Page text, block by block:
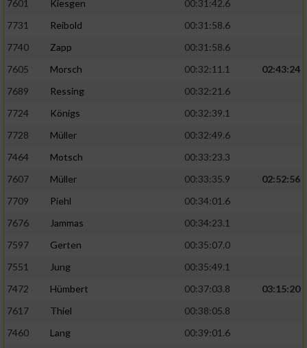
7601
Kiesgen
00:31:42.6
7731
Reibold
00:31:58.6
7740
Zapp
00:31:58.6
7605
Morsch 00:32:11.1
02:43:24
7689
Ressing
00:32:21.6
7724
Königs
00:32:39.1
7728
Müller
00:32:49.6
7464
Motsch
00:33:23.3
7607
Müller 00:33:35.9
02:52:56
7709
Piehl
00:34:01.6
7676
Jammas
00:34:23.1
7597
Gerten
00:35:07.0
7551
Jung
00:35:49.1
7472
Hümbert 00:37:03.8
03:15:20
7617
Thiel
00:38:05.8
7460
Lang
00:39:01.6
Verwendung reduzierter Daten zur Auswahl
von Werbeanzeigen
Erstellung von Profilen für personalisierte
Verwendung von Profilen zur Auswahl
Erstellung von Profilen zur Personalisierung
Verwendung von Profilen zur Auswahl
Messung der Werbeleistung
Messung der Performance von Inhalten
oder Kombinationen von Daten aus
verschiedenen Quellen